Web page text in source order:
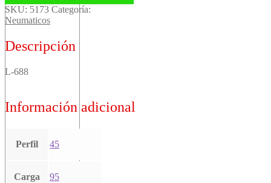
SKU: 5173 Categoría:
Neumaticos
Descripción
L-688
Información adicional
Perfil 45
Carga 95